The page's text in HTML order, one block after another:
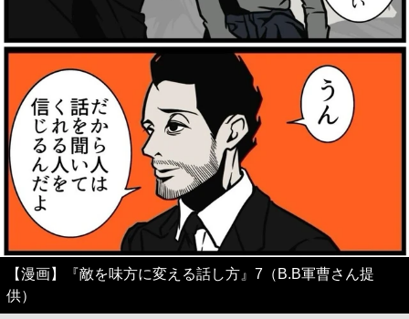
【漫画】『敵を味方に変える話し方』7（B.B軍曹さん提
供）